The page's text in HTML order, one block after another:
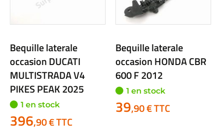
Bequille laterale
occasion DUCATI
MULTISTRADA V4
PIKES PEAK 2025
1 en stock
396,90 € TTC
Bequille laterale
occasion HONDA CBR
600 F 2012
1 en stock
39,90 € TTC